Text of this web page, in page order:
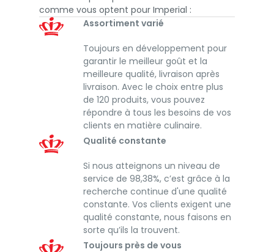
comme vous optent pour Imperial :
Assortiment varié
Toujours en développement pour
garantir le meilleur goût et la
meilleure qualité, livraison après
livraison. Avec le choix entre plus
de 120 produits, vous pouvez
répondre à tous les besoins de vos
clients en matière culinaire.
Qualité constante
Si nous atteignons un niveau de
service de 98,38%, c’est grâce à la
recherche continue d'une qualité
constante. Vos clients exigent une
qualité constante, nous faisons en
sorte qu’ils la trouvent.
Toujours près de vous